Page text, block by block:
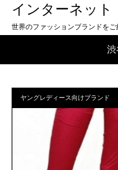
インターネッ
世界のファッションブランドをご
渋
ヤングレディース向けブランド